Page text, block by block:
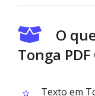
O
Tonga PDF
Texto em